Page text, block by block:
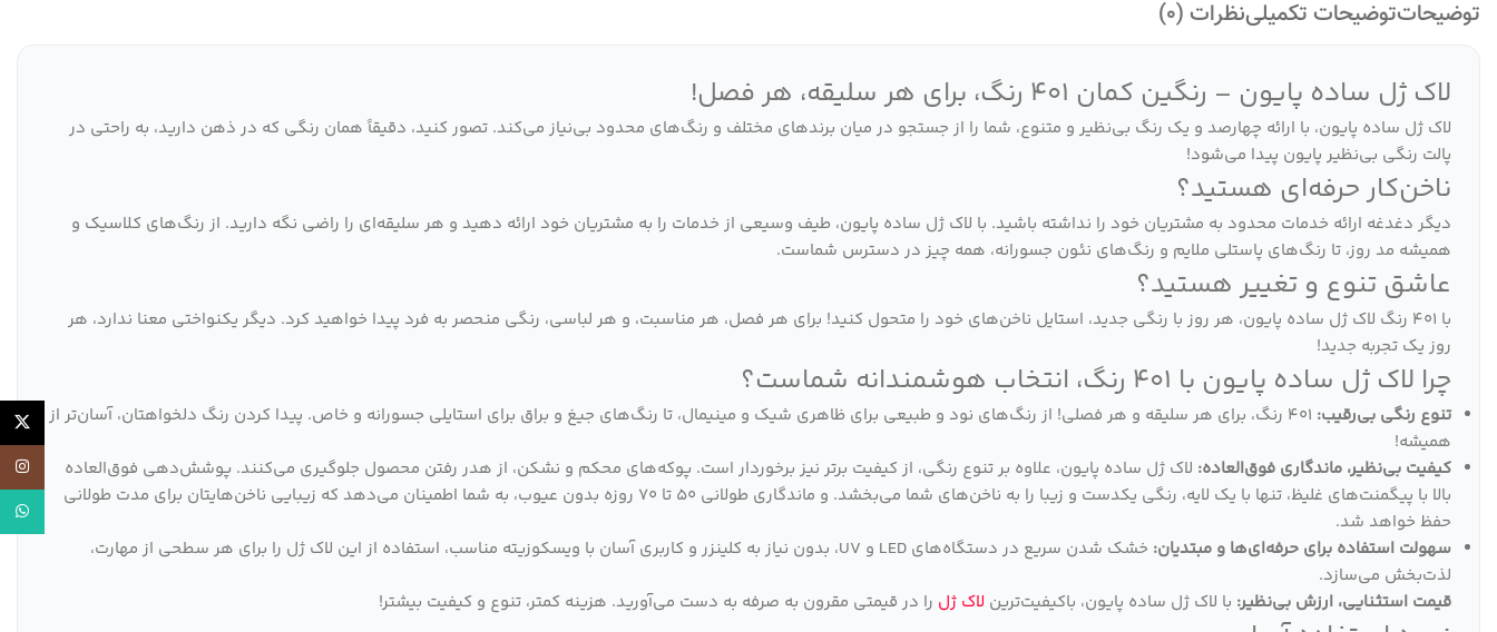
توضیحاتتوضیحات تکمیلینظرات (0)
لاک ژل ساده پایون – رنگین کمان 401 رنگ، برای هر سلیقه، هر فصل!
لاک ژل ساده پایون، با ارائه چهارصد و یک رنگ بی‌نظیر و متنوع، شما را از جستجو در میان برندهای مختلف و رنگ‌های محدود بی‌نیاز می‌کند. تصور کنید، دقیقاً همان رنگی که در ذهن دارید، به راحتی در
پالت رنگی بی‌نظیر پایون پیدا می‌شود!
ناخن‌کار حرفه‌ای هستید؟
دیگر دغدغه ارائه خدمات محدود به مشتریان خود را نداشته باشید. با لاک ژل ساده پایون، طیف وسیعی از خدمات را به مشتریان خود ارائه دهید و هر سلیقه‌ای را راضی نگه دارید. از رنگ‌های کلاسیک و
همیشه مد روز، تا رنگ‌های پاستلی ملایم و رنگ‌های نئون جسورانه، همه چیز در دسترس شماست.
عاشق تنوع و تغییر هستید؟
با 401 رنگ لاک ژل ساده پایون، هر روز با رنگی جدید، استایل ناخن‌های خود را متحول کنید! برای هر فصل، هر مناسبت، و هر لباسی، رنگی منحصر به فرد پیدا خواهید کرد. دیگر یکنواختی معنا ندارد، هر
روز یک تجربه جدید!
چرا لاک ژل ساده پایون با 401 رنگ، انتخاب هوشمندانه شماست؟
تنوع رنگی بی‌رقیب:
401 رنگ، برای هر سلیقه و هر فصلی! از رنگ‌های نود و طبیعی برای ظاهری شیک و مینیمال، تا رنگ‌های جیغ و براق برای استایلی جسورانه و خاص. پیدا کردن رنگ دلخواهتان، آسان‌تر از
همیشه!
کیفیت بی‌نظیر، ماندگاری فوق‌العاده: لاک ژل ساده پایون، علاوه بر تنوع رنگی، از کیفیت برتر نیز برخوردار است. پوکه‌های محکم و نشکن، از هدر رفتن محصول جلوگیری می‌کنند. پوشش‌دهی فوق‌العاده
بالا با پیگمنت‌های غلیظ، تنها با یک لایه، رنگی یکدست و زیبا را به ناخن‌های شما می‌بخشد. و ماندگاری طولانی 50 تا 70 روزه بدون عیوب، به شما اطمینان می‌دهد که زیبایی ناخن‌هایتان برای مدت طولانی
حفظ خواهد شد.
سهولت استفاده برای حرفه‌ای‌ها و مبتدیان:
خشک شدن سریع در دستگاه‌های LED و UV، بدون نیاز به کلینزر و کاربری آسان با ویسکوزیته مناسب، استفاده از این لاک ژل را برای هر سطحی از مهارت،
لذت‌بخش می‌سازد.
قیمت استثنایی، ارزش بی‌نظیر: با لاک ژل ساده پایون، باکیفیت‌ترین لاک ژل را در قیمتی مقرون به صرفه به دست می‌آورید. هزینه کمتر، تنوع و کیفیت بیشتر!
واتساپ